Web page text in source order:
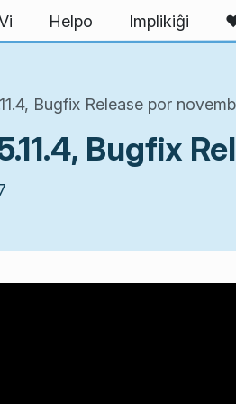
Helpo Implikiĝi
Bugfix Release por
Bugfix